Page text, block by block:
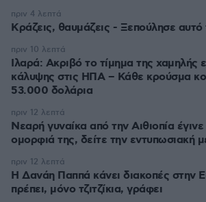
Κράζεις, θαυμάζεις - Ξεπούλησε αυτό
πριν 4 λεπτά
Ιλαρά: Ακριβό το τίμημα της χαμηλής
κάλυψης στις ΗΠΑ – Κάθε κρούσμα
53.000 δολάρια
πριν 10 λεπτά
Νεαρή γυναίκα από την Αιθιοπία
ομορφιά της, δείτε την εντυπωσιακή
πριν 12 λεπτά
Η Δανάη Παππά κάνει διακοπές στην
πρέπει, μόνο τζιτζίκια, γράφει
πριν 12 λεπτά